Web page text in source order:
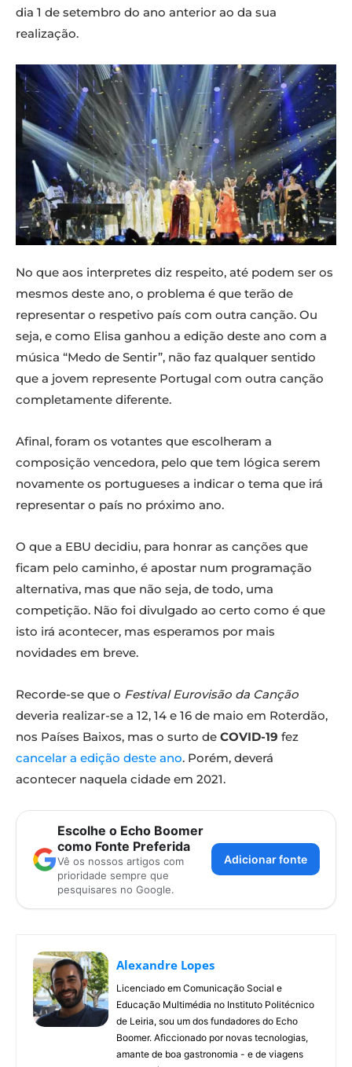
dia 1 de setembro do ano anterior ao da sua
realização.
No que aos interpretes diz respeito, até podem ser os
mesmos deste ano, o problema é que terão de
representar o respetivo país com outra canção. Ou
seja, e como Elisa ganhou a edição deste ano com a
música “Medo de Sentir”, não faz qualquer sentido
que a jovem represente Portugal com outra canção
completamente diferente.
Afinal, foram os votantes que escolheram a
composição vencedora, pelo que tem lógica serem
novamente os portugueses a indicar o tema que irá
representar o país no próximo ano.
O que a EBU decidiu, para honrar as canções que
ficam pelo caminho, é apostar num programação
alternativa, mas que não seja, de todo, uma
competição. Não foi divulgado ao certo como é que
isto irá acontecer, mas esperamos por mais
novidades em breve.
Recorde-se que o Festival Eurovisão da Canção
deveria realizar-se a 12, 14 e 16 de maio em Roterdão,
nos Países Baixos, mas o surto de COVID-19 fez
cancelar a edição deste ano. Porém, deverá
acontecer naquela cidade em 2021.
Escolhe o Echo Boomer
como Fonte Preferida
Vê os nossos artigos com
prioridade sempre que
pesquisares no Google.
Adicionar fonte
Alexandre Lopes
Licenciado em Comunicação Social e
Educação Multimédia no Instituto Politécnico
de Leiria, sou um dos fundadores do Echo
Boomer. Aficcionado por novas tecnologias,
amante de boa gastronomia - e de viagens